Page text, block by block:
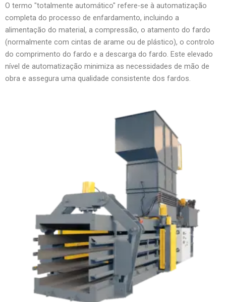
O termo "totalmente automático" refere-se à automatização
completa do processo de enfardamento, incluindo a
alimentação do material, a compressão, o atamento do fardo
(normalmente com cintas de arame ou de plástico), o controlo
do comprimento do fardo e a descarga do fardo. Este elevado
nível de automatização minimiza as necessidades de mão de
obra e assegura uma qualidade consistente dos fardos.